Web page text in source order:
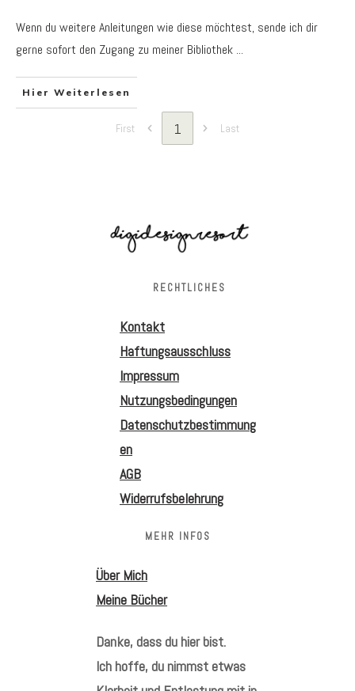
Wenn du weitere Anleitungen wie diese möchtest, sende ich dir
gerne sofort den Zugang zu meiner Bibliothek ...
Hier Weiterlesen
First 1 Last
RECHTLICHES
Kontakt
Haftungsausschluss
Impressum
Nutzungsbedingungen
Datenschutzbestimmung
en
AGB
Widerrufsbelehrung
MEHR INFOS
Über Mich
Meine Bücher
Danke, dass du hier bist.
Ich hoffe, du nimmst etwas